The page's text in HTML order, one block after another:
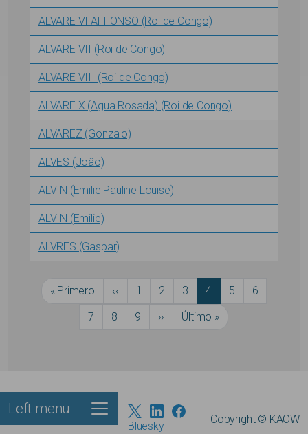
ALVARE VI AFFONSO (Roi de Congo)
ALVARE VII (Roi de Congo)
ALVARE VIII (Roi de Congo)
ALVARE X (Agua Rosada) (Roi de Congo)
ALVAREZ (Gonzalo)
ALVES (Joâo)
ALVIN (Emilie Pauline Louise)
ALVIN (Emilie)
ALVRES (Gaspar)
First page
« Primero Previous page
‹‹ Página
1 Página
2 Página
3 Current page
4 Página
5 Página
6
Página
7 Página
8 Página
9 Next page
›› Last page
Último »
Footer
Left menu
Bluesky
Copyright © KAOW